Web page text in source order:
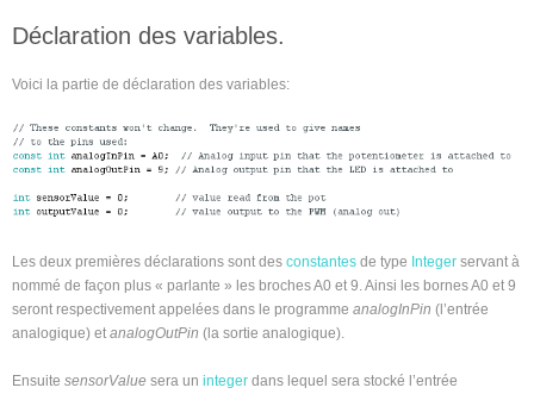
Déclaration des variables.
Voici la partie de déclaration des variables:
Les deux premières déclarations sont des constantes de type Integer servant à
nommé de façon plus « parlante » les broches A0 et 9. Ainsi les bornes A0 et 9
seront respectivement appelées dans le programme analogInPin (l’entrée
analogique) et analogOutPin (la sortie analogique).
Ensuite sensorValue sera un integer dans lequel sera stocké l’entrée